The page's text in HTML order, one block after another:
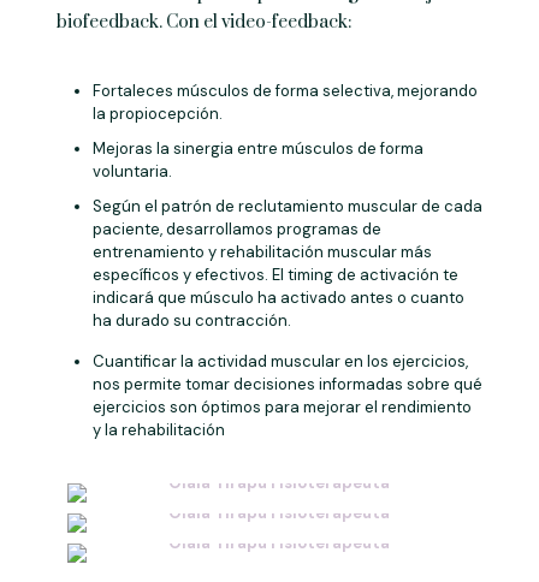
biofeedback. Con el video-feedback:
Fortaleces músculos de forma selectiva, mejorando
la propiocepción.
Mejoras la sinergia entre músculos de forma
voluntaria.
Según el patrón de reclutamiento muscular de cada
paciente, desarrollamos programas de
entrenamiento y rehabilitación muscular más
específicos y efectivos. El timing de activación te
indicará que músculo ha activado antes o cuanto
ha durado su contracción.
Cuantificar la actividad muscular en los ejercicios,
nos permite tomar decisiones informadas sobre qué
ejercicios son óptimos para mejorar el rendimiento
y la rehabilitación